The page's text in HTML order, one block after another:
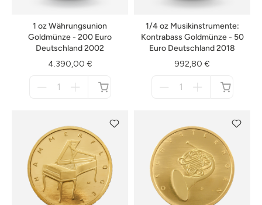
1 oz Währungsunion
Goldmünze - 200 Euro
Deutschland 2002
4.390,00 €
1/4 oz Musikinstrumente:
Kontrabass Goldmünze - 50
Euro Deutschland 2018
992,80 €